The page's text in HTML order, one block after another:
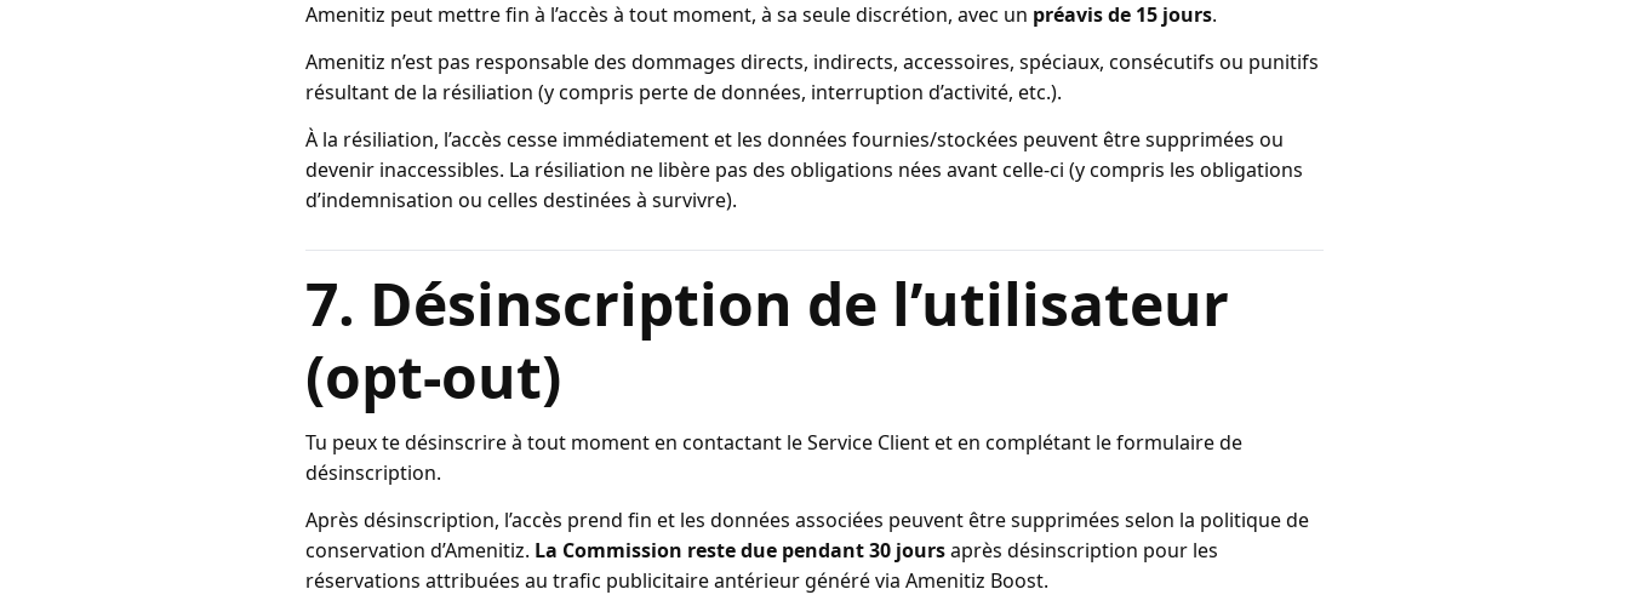
Amenitiz peut mettre fin à l’accès à tout moment, à sa seule discrétion, avec un préavis de 15 jours.
Amenitiz n’est pas responsable des dommages directs, indirects, accessoires, spéciaux, consécutifs ou punitifs
résultant de la résiliation (y compris perte de données, interruption d’activité, etc.).
À la résiliation, l’accès cesse immédiatement et les données fournies/stockées peuvent être supprimées ou
devenir inaccessibles. La résiliation ne libère pas des obligations nées avant celle-ci (y compris les obligations
d’indemnisation ou celles destinées à survivre).
7. Désinscription de l’utilisateur
(opt-out)
Tu peux te désinscrire à tout moment en contactant le Service Client et en complétant le formulaire de
désinscription.
Après désinscription, l’accès prend fin et les données associées peuvent être supprimées selon la politique de
conservation d’Amenitiz. La Commission reste due pendant 30 joursaprès désinscription pour les
réservations attribuées au trafic publicitaire antérieur généré via Amenitiz Boost.